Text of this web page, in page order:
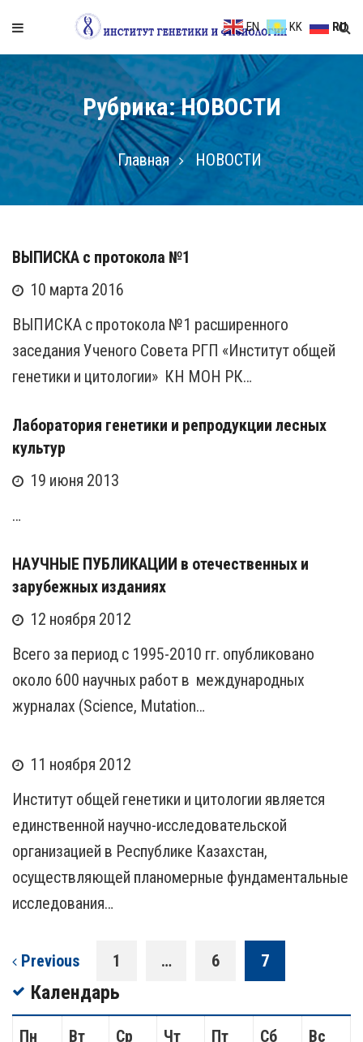
Рубрика: НОВОСТИ
Главная НОВОСТИ
ВЫПИСКА с протокола №1
10 марта 2016
ВЫПИСКА с протокола №1 расширенного
заседания Ученого Совета РГП «Институт общей
генетики и цитологии» КН МОН РК…
Лаборатория генетики и репродукции лесных
культур
19 июня 2013
…
НАУЧНЫЕ ПУБЛИКАЦИИ в отечественных и
зарубежных изданиях
12 ноября 2012
Всего за период с 1995-2010 гг. опубликовано
около 600 научных работ в международных
журналах (Science, Mutation…
11 ноября 2012
Институт общей генетики и цитологии является
единственной научно-исследовательской
организацией в Республике Казахстан,
осуществляющей планомерные фундаментальные
исследования…
Previous 1 … 6 7
Календарь
Пн Вт Ср Чт Пт Сб Вс
EN KK RU